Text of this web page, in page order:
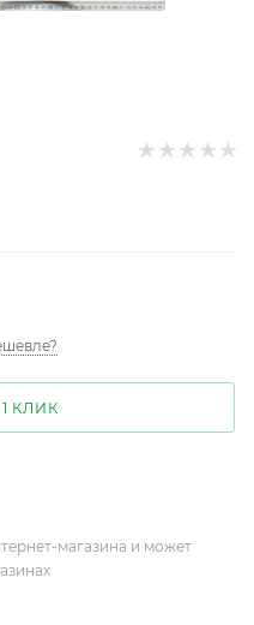
КЛИК
магазина и может